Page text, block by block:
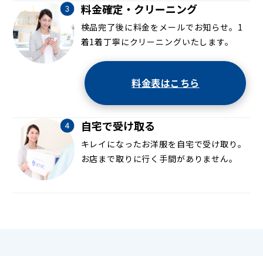
料金確定・クリーニング
検品完了後に料金をメールでお知らせ。1
着1着丁寧にクリーニングいたします。
料金表はこちら
自宅で受け取る
キレイになったお洋服を自宅で受け取り。
お店まで取りに行く手間がありません。